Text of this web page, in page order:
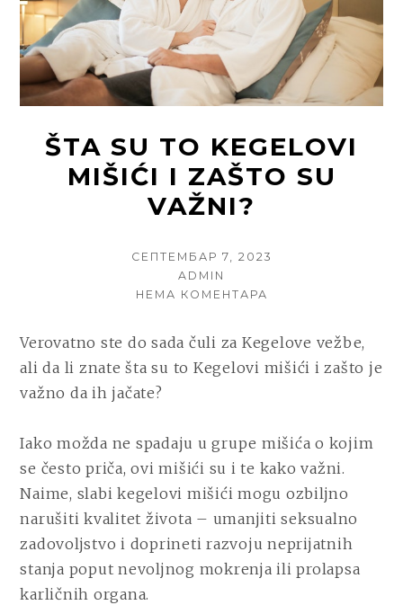
ŠTA SU TO KEGELOVI
MIŠIĆI I ZAŠTO SU
VAŽNI?
POSTED
СЕПТЕМБАР 7, 2023
AUTHOR
ADMIN
НЕМА КОМЕНТАРА
TO
KEGELOVI
SU
VAŽNI?
Verovatno ste do sada čuli za Kegelove vežbe,
ali da li znate šta su to Kegelovi mišići i zašto je
važno da ih jačate?
Iako možda ne spadaju u grupe mišića o kojim
se često priča, ovi mišići su i te kako važni.
Naime, slabi kegelovi mišići mogu ozbiljno
narušiti kvalitet života – umanjiti seksualno
zadovoljstvo i doprineti razvoju neprijatnih
stanja poput nevoljnog mokrenja ili prolapsa
karličnih organa.